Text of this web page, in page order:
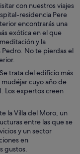
con nuestros viajes
residencia Pere
encontrarás una
exótica en el que
y la
No te pierdas el
trata del edificio más
cuyo año de
Los expertos creen
la Villa del Moro, un
entre las que se
y un sector
en
gustos.